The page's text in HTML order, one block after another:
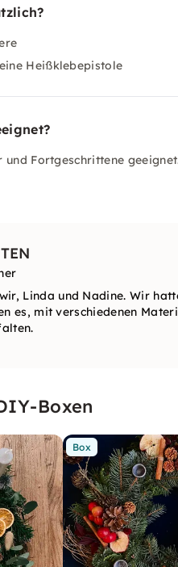
Heißklebepistole
Fortgeschrittene
Linda und Nadine. Wir
es, mit verschiedenen
Boxen
Box